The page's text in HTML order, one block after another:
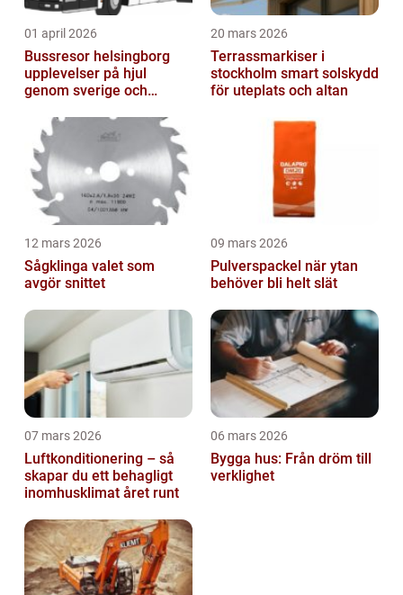
01 april 2026
Bussresor helsingborg
upplevelser på hjul
genom sverige och
20 mars 2026
Terrassmarkiser i
stockholm smart solskydd
för uteplats och altan
12 mars 2026
Sågklinga valet som
avgör snittet
09 mars 2026
Pulverspackel när ytan
behöver bli helt slät
07 mars 2026
Luftkonditionering – så
skapar du ett behagligt
inomhusklimat året runt
06 mars 2026
Bygga hus: Från dröm till
verklighet